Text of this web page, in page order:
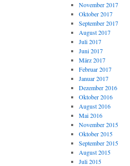
November 2017
Oktober 2017
September 2017
August 2017
Juli 2017
Juni 2017
März 2017
Februar 2017
Januar 2017
Dezember 2016
Oktober 2016
August 2016
Mai 2016
November 2015
Oktober 2015
September 2015
August 2015
Juli 2015